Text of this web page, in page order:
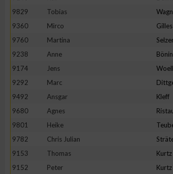
9829
Tobias
9360
Mirco Gilles
9760
Martina
9238
Anne
9174
Jens
9292
Marc
9492
Ansgar Kleff
9680
Agnes
9801
Heike
9782
Chris Julian
9153
Thomas Kurtz
9152
Peter Kurtz
Verwendung von Profilen zur Auswahl
Messung der Werbeleistung
Messung der Performance von Inhalten
Analyse von Zielgruppen durch Statistiken
verschiedenen Quellen